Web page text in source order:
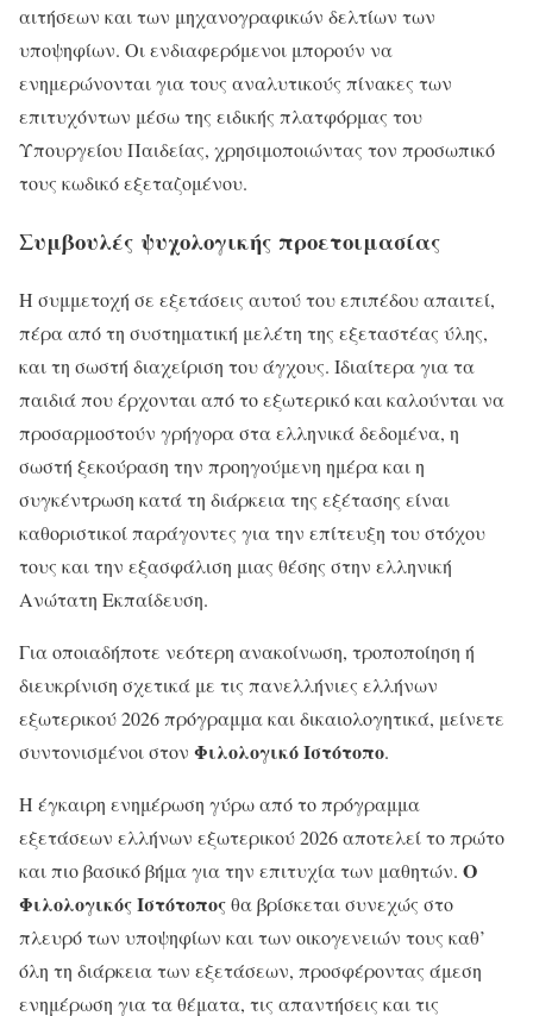
αιτήσεων και των μηχανογραφικών δελτίων των
υποψηφίων. Οι ενδιαφερόμενοι μπορούν να
ενημερώνονται για τους αναλυτικούς πίνακες των
επιτυχόντων μέσω της ειδικής πλατφόρμας του
Υπουργείου Παιδείας, χρησιμοποιώντας τον προσωπικό
τους κωδικό εξεταζομένου.
Συμβουλές ψυχολογικής προετοιμασίας
Η συμμετοχή σε εξετάσεις αυτού του επιπέδου απαιτεί,
πέρα από τη συστηματική μελέτη της εξεταστέας ύλης,
και τη σωστή διαχείριση του άγχους. Ιδιαίτερα για τα
παιδιά που έρχονται από το εξωτερικό και καλούνται να
προσαρμοστούν γρήγορα στα ελληνικά δεδομένα, η
σωστή ξεκούραση την προηγούμενη ημέρα και η
συγκέντρωση κατά τη διάρκεια της εξέτασης είναι
καθοριστικοί παράγοντες για την επίτευξη του στόχου
τους και την εξασφάλιση μιας θέσης στην ελληνική
Ανώτατη Εκπαίδευση.
Για οποιαδήποτε νεότερη ανακοίνωση, τροποποίηση ή
διευκρίνιση σχετικά με τις πανελλήνιες ελλήνων
εξωτερικού 2026 πρόγραμμα και δικαιολογητικά, μείνετε
συντονισμένοι στον Φιλολογικό Ιστότοπο.
Η έγκαιρη ενημέρωση γύρω από το πρόγραμμα
εξετάσεων ελλήνων εξωτερικού 2026 αποτελεί το πρώτο
και πιο βασικό βήμα για την επιτυχία των μαθητών. Ο
Φιλολογικός Ιστότοποςθα βρίσκεται συνεχώς στο
πλευρό των υποψηφίων και των οικογενειών τους καθ’
όλη τη διάρκεια των εξετάσεων, προσφέροντας άμεση
ενημέρωση για τα θέματα, τις απαντήσεις και τις